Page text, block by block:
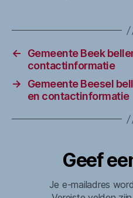
←
Gemeente Beek
contactinformatie
→
Gemeente Beesel
en contactinformatie
Geef
Je e-mailadres